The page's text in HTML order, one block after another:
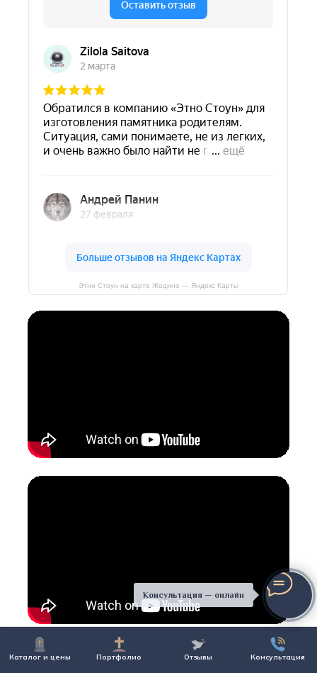
Каталог и цены Портфолио Отзывы Консультация
Консультация — онлайн
Этно Стоун на карте Жодино — Яндекс Карты